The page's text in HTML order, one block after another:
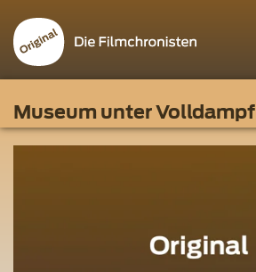
Museum unter Volldampf